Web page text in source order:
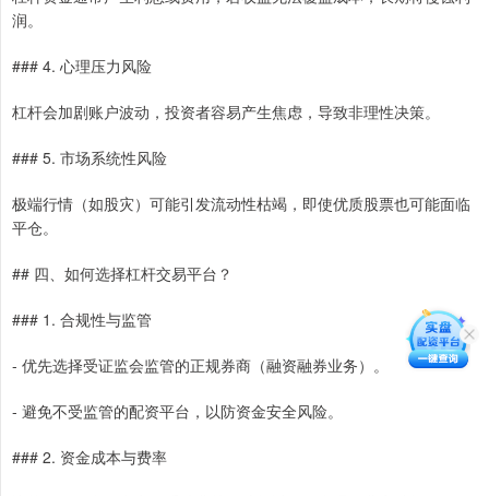
润。
### 4. 心理压力风险
杠杆会加剧账户波动，投资者容易产生焦虑，导致非理性决策。
### 5. 市场系统性风险
极端行情（如股灾）可能引发流动性枯竭，即使优质股票也可能面临
平仓。
## 四、如何选择杠杆交易平台？
### 1. 合规性与监管
- 优先选择受证监会监管的正规券商（融资融券业务）。
- 避免不受监管的配资平台，以防资金安全风险。
### 2. 资金成本与费率